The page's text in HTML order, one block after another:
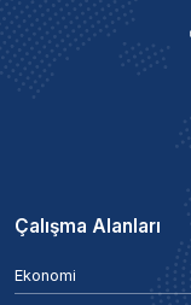
Çalışma Alanları
Ekonomi